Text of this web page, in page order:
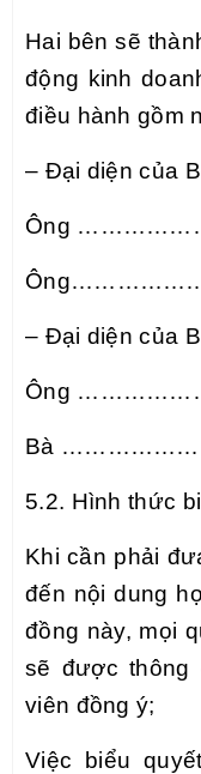
Hai bên sẽ
động kinh
điều hành gồm
– Đại diện của
Ông
– Đại diện của
Ông
Bà
5.2. Hình thức
Khi cần phải
đến nội dung
đồng này, mọi
sẽ được thông
viên đồng ý;
Việc biểu